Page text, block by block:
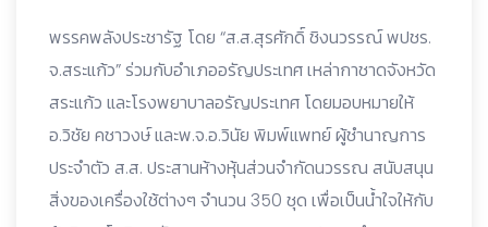
พรรคพลังประชารัฐ โดย “ส.ส.สุรศักดิ์ ชิงนวรรณ์ พปชร.
จ.สระแก้ว” ร่วมกับอำเภออรัญประเทศ เหล่ากาชาดจังหวัด
สระแก้ว และโรงพยาบาลอรัญประเทศ โดยมอบหมายให้
อ.วิชัย คชาวงษ์ และพ.จ.อ.วินัย พิมพ์แพทย์ ผู้ชำนาญการ
ประจำตัว ส.ส. ประสานห้างหุ้นส่วนจำกัดนวรรณ สนับสนุน
สิ่งของเครื่องใช้ต่างๆ จำนวน 350 ชุด เพื่อเป็นน้ำใจให้กับ